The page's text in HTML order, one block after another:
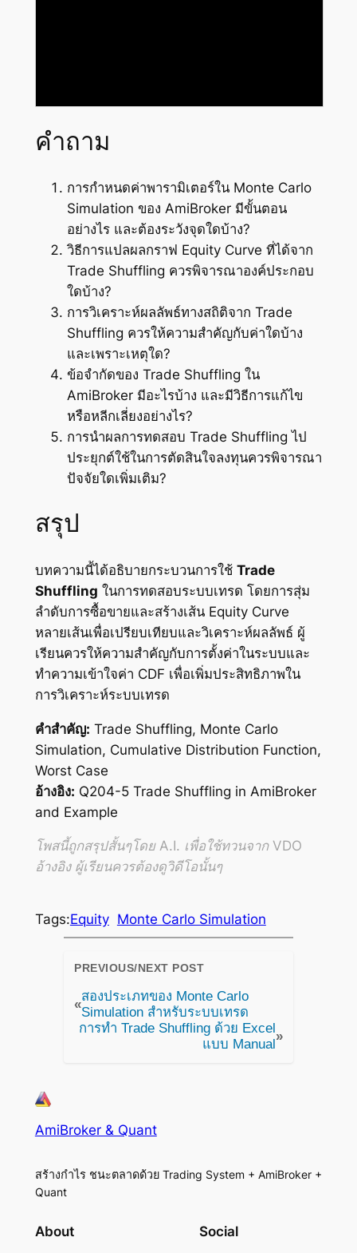
คำถาม
การกำหนดค่าพารามิเตอร์ใน Monte Carlo
Simulation ของ AmiBroker มีขั้นตอน
อย่างไร และต้องระวังจุดใดบ้าง?
วิธีการแปลผลกราฟ Equity Curve ที่ได้จาก
Trade Shuffling ควรพิจารณาองค์ประกอบ
ใดบ้าง?
การวิเคราะห์ผลลัพธ์ทางสถิติจาก Trade
Shuffling ควรให้ความสำคัญกับค่าใดบ้าง
และเพราะเหตุใด?
ข้อจำกัดของ Trade Shuffling ใน
AmiBroker มีอะไรบ้าง และมีวิธีการแก้ไข
หรือหลีกเลี่ยงอย่างไร?
การนำผลการทดสอบ Trade Shuffling ไป
ประยุกต์ใช้ในการตัดสินใจลงทุนควรพิจารณา
ปัจจัยใดเพิ่มเติม?
สรุป
บทความนี้ได้อธิบายกระบวนการใช้ Trade
Shuffling ในการทดสอบระบบเทรด โดยการสุ่ม
ลำดับการซื้อขายและสร้างเส้น Equity Curve
หลายเส้นเพื่อเปรียบเทียบและวิเคราะห์ผลลัพธ์ ผู้
เรียนควรให้ความสำคัญกับการตั้งค่าในระบบและ
ทำความเข้าใจค่า CDF เพื่อเพิ่มประสิทธิภาพใน
การวิเคราะห์ระบบเทรด
คำสำคัญ: Trade Shuffling, Monte Carlo
Simulation, Cumulative Distribution Function,
Worst Case
อ้างอิง: Q204-5 Trade Shuffling in AmiBroker
and Example
โพสนี้ถูกสรุปสั้นๆโดย A.I. เพื่อใช้ทวนจาก VDO
อ้างอิง ผู้เรียนควรต้องดูวิดีโอนั้นๆ
Tags:Equity Monte Carlo Simulation
PREVIOUS/NEXT POST
«
สองประเภทของ Monte Carlo
Simulation สำหรับระบบเทรด
การทำ Trade Shuffling ด้วย Excel
แบบ Manual
»
AmiBroker & Quant
สร้างกำไร ชนะตลาดด้วย Trading System + AmiBroker +
Quant
About Social